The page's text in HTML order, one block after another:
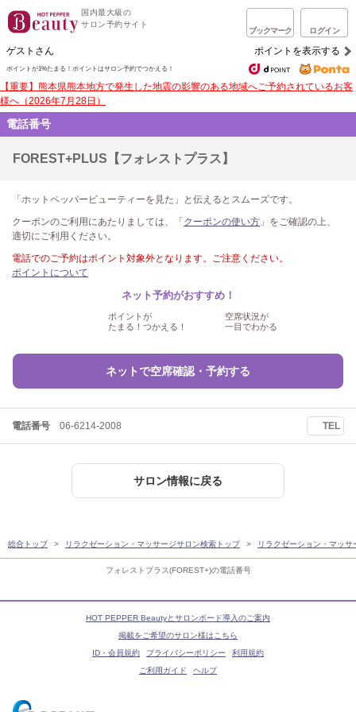
国内最大級の
サロン予約サイト
ブックマーク ログイン
ゲストさん ポイントを表示する
ポイントが1%たまる！ ポイントはサロン予約でつかえる！
【重要】熊本県熊本地方で発生した地震の影響のある地域へご予約されているお客
様へ（2026年7月28日）
電話番号
フォレストプラス(FOREST+)の電話番号
FOREST+PLUS【フォレストプラス】
「ホットペッパービューティーを見た」と伝えるとスムーズです。
クーポンのご利用にあたりましては、「 クーポンの使い方 」をご確認の上、
適切にご利用ください。
電話でのご予約はポイント対象外となります。ご注意ください。
ポイントについて
ネット予約がおすすめ！
ポイントが
たまる！つかえる！
空席状況が
一目でわかる
ネットで空席確認・予約する
電話番号 06-6214-2008 TEL
サロン情報に戻る
総合トップ リラクゼーション・マッサージサロン検索トップ リラクゼーション・マッ
HOT PEPPER Beautyとサロンボード導入のご案内
掲載をご希望のサロン様はこちら
ID・会員規約
プライバシーポリシー
利用規約
ご利用ガイド
ヘルプ